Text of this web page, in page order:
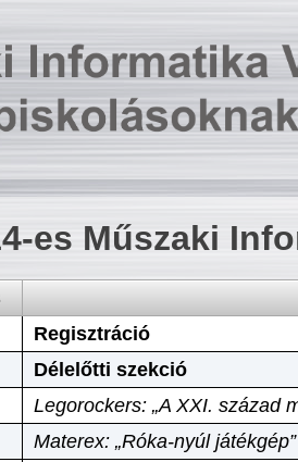
es Műszaki
Regisztráció
Délelőtti szekció
Legorockers: „A XXI. század
Materex: „Róka-nyúl játékgép”